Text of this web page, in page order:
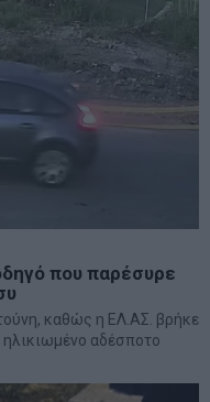
που παρέσυρε
καθώς η ΕΛ.ΑΣ. βρήκε
αδέσποτο